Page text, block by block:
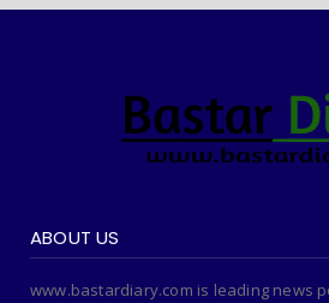
ABOUT US
www.bastardiary.com is leading news